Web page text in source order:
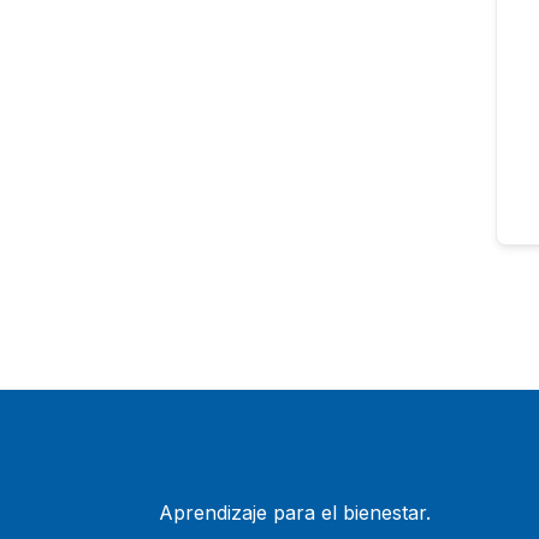
Aprendizaje para el bienestar.